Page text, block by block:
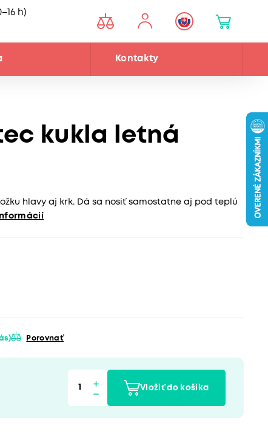
h)
Kontakty
kukla letná
hlavy aj krk. Dá sa nosiť samostatne aj pod teplú
Porovnať
Vložiť do košíka